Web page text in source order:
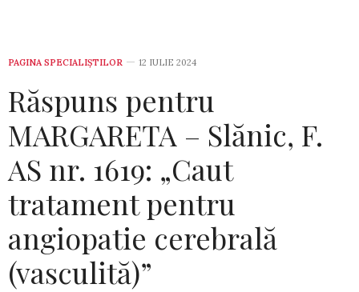
PAGINA SPECIALIȘTILOR 12 IULIE 2024
Răspuns pentru
MARGARETA – Slănic, F.
AS nr. 1619: „Caut
tratament pentru
angiopatie cerebrală
(vasculită)”